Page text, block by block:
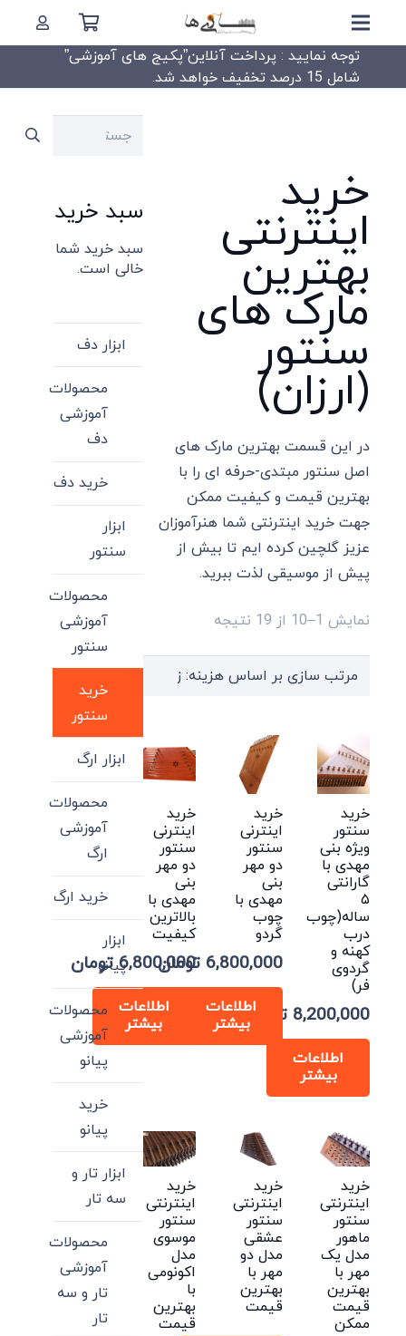
توجه نمایید : پرداخت آنلاین”پکیج های آموزشی”
شامل 15 درصد تخفیف خواهد شد.
خرید
اینترنتی
بهترین
مارک های
سنتور
(ارزان)
در این قسمت بهترین مارک های
اصل سنتور مبتدی-حرفه ای را با
بهترین قیمت و کیفیت ممکن
جهت خرید اینترنتی شما هنرآموزان
عزیز گلچین کرده ایم تا بیش از
پیش از موسیقی لذت ببرید.
نمایش 1–10 از 19 نتیجه
price:
low
خرید
سنتور
ویژه بنی
مهدی با
گارانتی
۵
ساله(چوب
درب
کهنه و
گردوی
فر)
8,200,000 تومان
اطلاعات
بیشتر
خرید
اینترنی
سنتور
دو مهر
بنی
مهدی با
چوب
گردو
6,800,000 تومان
اطلاعات
بیشتر
خرید
اینترنی
سنتور
دو مهر
بنی
مهدی با
بالاترین
کیفیت
6,800,000 تومان
اطلاعات
بیشتر
خرید
اینترنتی
سنتور
ماهور
مدل یک
مهر با
بهترین
قیمت
ممکن
خرید
اینترنتی
سنتور
عشقی
مدل دو
مهر با
بهترین
قیمت
خرید
اینترنتی
سنتور
موسوی
مدل
اکونومی
با
بهترین
قیمت
جستجو
سبد خرید
سبد خرید شما
خالی است.
ابزار دف
محصولات
آموزشی
دف
خرید دف
ابزار
سنتور
محصولات
آموزشی
سنتور
خرید
سنتور
ابزار ارگ
محصولات
آموزشی
ارگ
خرید ارگ
ابزار
پیانو
محصولات
آموزشی
پیانو
خرید
پیانو
ابزار تار و
سه تار
محصولات
آموزشی
تار و سه
تار